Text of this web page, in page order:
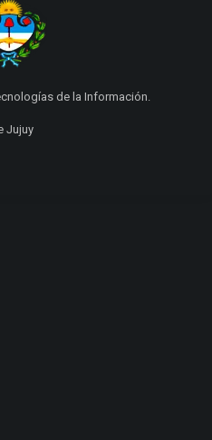
de la Información.
Jujuy